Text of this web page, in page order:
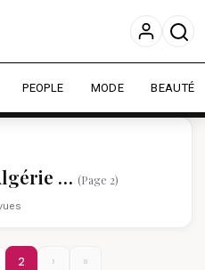
pour améliorer votre
En savoir plus
Personnaliser
PEOPLE MODE BEAUTÉ
… (Page 2)
2 › »